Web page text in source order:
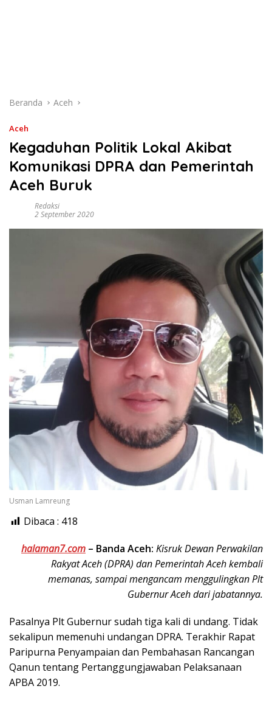
Beranda Aceh
Aceh
Kegaduhan Politik Lokal Akibat
Komunikasi DPRA dan Pemerintah
Aceh Buruk
Redaksi
2 September 2020
Usman Lamreung
Dibaca : 418
halaman7.com – Banda Aceh: Kisruk Dewan Perwakilan
Rakyat Aceh (DPRA) dan Pemerintah Aceh kembali
memanas, sampai mengancam menggulingkan Plt
Gubernur Aceh dari jabatannya.
Pasalnya Plt Gubernur sudah tiga kali di undang. Tidak
sekalipun memenuhi undangan DPRA. Terakhir Rapat
Paripurna Penyampaian dan Pembahasan Rancangan
Qanun tentang Pertanggungjawaban Pelaksanaan
APBA 2019.